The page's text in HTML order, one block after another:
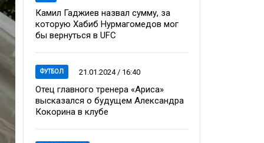
Камил Гаджиев назвал сумму, за
которую Хабиб Нурмагомедов мог
бы вернуться в UFC
ФУТБОЛ 21.01.2024 / 16:40
Отец главного тренера «Ариса»
высказался о будущем Александра
Кокорина в клубе